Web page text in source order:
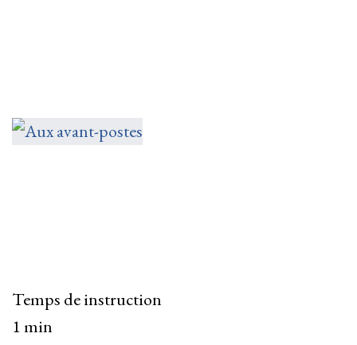
Temps de instruction
1 min